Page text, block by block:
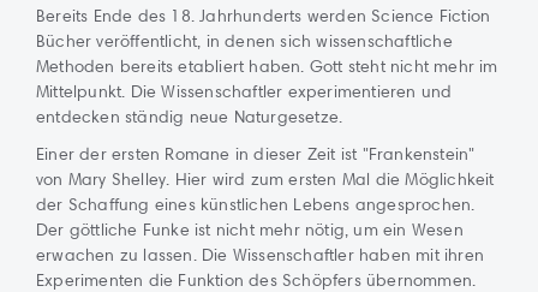
Bereits Ende des 18. Jahrhunderts werden Science Fiction
Bücher veröffentlicht, in denen sich wissenschaftliche
Methoden bereits etabliert haben. Gott steht nicht mehr im
Mittelpunkt. Die Wissenschaftler experimentieren und
entdecken ständig neue Naturgesetze.
Einer der ersten Romane in dieser Zeit ist "Frankenstein"
von Mary Shelley. Hier wird zum ersten Mal die Möglichkeit
der Schaffung eines künstlichen Lebens angesprochen.
Der göttliche Funke ist nicht mehr nötig, um ein Wesen
erwachen zu lassen. Die Wissenschaftler haben mit ihren
Experimenten die Funktion des Schöpfers übernommen.